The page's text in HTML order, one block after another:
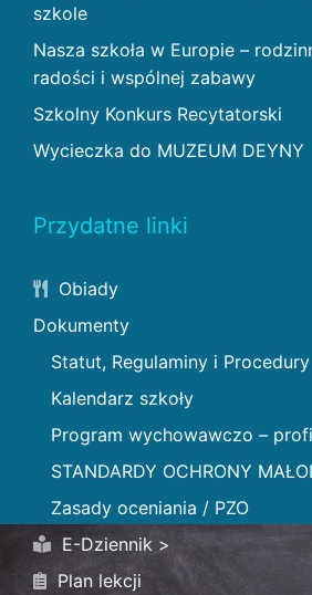
szkole
Nasza szkoła w Europie –
radości i wspólnej zabawy
Szkolny Konkurs Recytatorski
Wycieczka do MUZEUM DEYNY
Przydatne linki
Obiady
Dokumenty
Statut, Regulaminy i Procedury
Kalendarz szkoły
Program wychowawczo –
STANDARDY OCHRONY
Zasady oceniania / PZO
E-Dziennik >
Plan lekcji